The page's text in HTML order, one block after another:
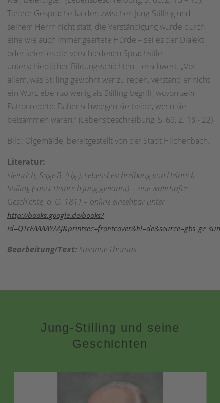
Tiefere Gespräche fanden zwischen Jung-Stilling und
seinem Herrn nicht statt, die Verständigung wurde durch
eine wie auch immer geartete Hürde – sei es der Dialekt
oder seien es die verschiedenen Sprachstile
unterschiedlicher Bildungsschichten – erschwert. „Vor
allem, was Stilling gewohnt war zu reden, verstand er nicht
ein Wort, eben so wenig als Stilling begriff, wovon sein
Patronredete. Daher schwiegen sie beide, wenn sie
beisammen waren.“ (Lebensbeschreibung, S. 69, Z. 18 - 22)
Bild: Ölgemälde, bereitgestellt von der Stadt Hilchenbach.
Literatur:
Heinrich, Sage B. (Hg.), Lebensbeschreibung von Heinrich
Stilling (sonst Heinrich Jung genannt) – eine wahrhafte
Geschichte, o. O. 1811 – online einsehbar unter
http://books.google.de/books?
Bearbeitung/Text: Susanne Thomas
Jung-Stilling und seine
Geschichten